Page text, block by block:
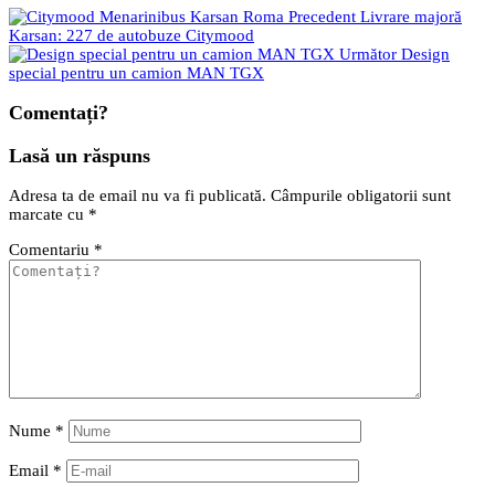
Precedent Livrare majoră
Karsan: 227 de autobuze Citymood
Următor Design
special pentru un camion MAN TGX
Comentați?
Lasă un răspuns
Adresa ta de email nu va fi publicată. Câmpurile obligatorii sunt
marcate cu *
Comentariu *
Nume *
Email *